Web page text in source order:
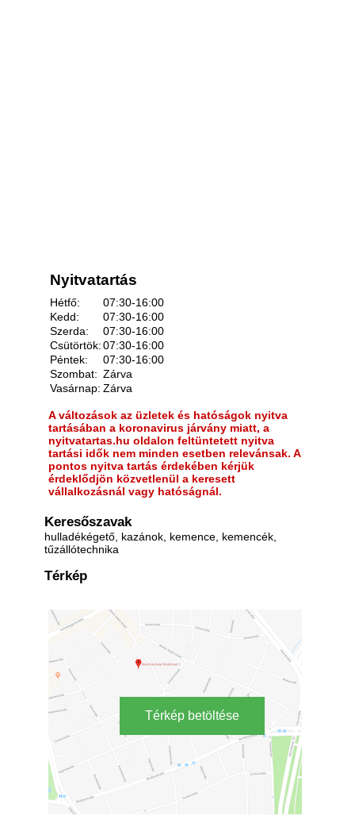
Nyitvatartás
Hétfő:
07:30-16:00
Kedd:
07:30-16:00
Szerda:
07:30-16:00
Csütörtök:07:30-16:00
Péntek:
07:30-16:00
Szombat: Zárva
Vasárnap: Zárva
A változások az üzletek és hatóságok nyitva
tartásában a koronavirus járvány miatt, a
nyitvatartas.hu oldalon feltüntetett nyitva
tartási idők nem minden esetben relevánsak. A
pontos nyitva tartás érdekében kérjük
érdeklődjön közvetlenül a keresett
vállalkozásnál vagy hatóságnál.
Keresőszavak
hulladékégető, kazánok, kemence, kemencék,
tűzállótechnika
Térkép
Térkép betöltése